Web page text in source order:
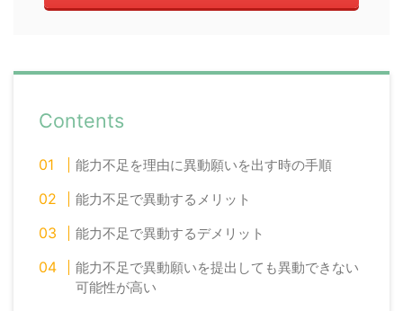
Contents
能力不足を理由に異動願いを出す時の手順
能力不足で異動するメリット
能力不足で異動するデメリット
能力不足で異動願いを提出しても異動できない
可能性が高い